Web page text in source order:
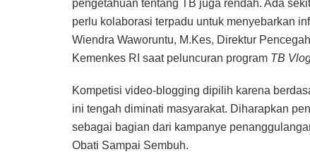
pengetahuan tentang TB juga rendah. Ada
perlu kolaborasi terpadu untuk menyebarkan
Wiendra Waworuntu, M.Kes, Direktur
Kemenkes RI saat peluncuran program TB
Kompetisi video-blogging dipilih karena
ini tengah diminati masyarakat. Diharapkan
sebagai bagian dari kampanye
Obati Sampai Sembuh.